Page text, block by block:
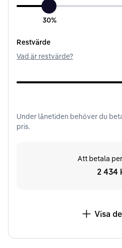
30%
Restvärde
Vad är restvärde?
Under lånetiden behöver du
pris.
Att betala
2 434
Visa